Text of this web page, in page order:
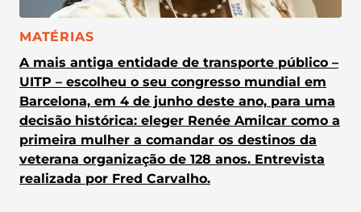
CATEGORIA:
MATÉRIAS
A mais antiga entidade de transporte público –
UITP – escolheu o seu congresso mundial em
Barcelona, em 4 de junho deste ano, para uma
decisão histórica: eleger Renée Amilcar como a
primeira mulher a comandar os destinos da
veterana organização de 128 anos. Entrevista
realizada por Fred Carvalho.